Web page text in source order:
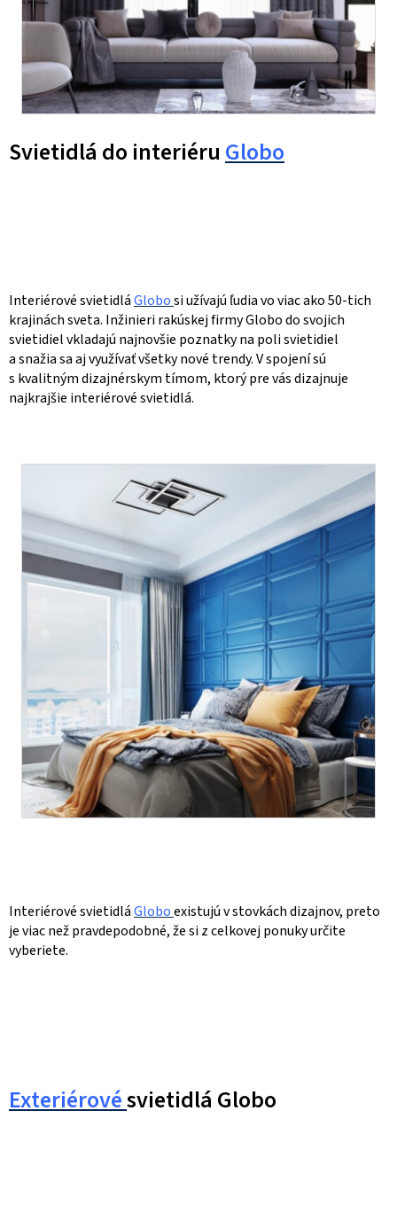
Svietidlá do interiéru Globo
Interiérové svietidláGlobosi užívajú ľudia vo viac ako 50-tich
krajinách sveta. Inžinieri rakúskej firmy Globo do svojich
svietidiel vkladajú najnovšie poznatky na poli svietidiel
a snažia sa aj využívať všetky nové trendy. V spojení sú
s kvalitným dizajnérskym tímom, ktorý pre vás dizajnuje
najkrajšie interiérové svietidlá.
Interiérové svietidláGloboexistujú v stovkách dizajnov, preto
je viac než pravdepodobné, že si z celkovej ponuky určite
vyberiete.
Exteriérovésvietidlá Globo